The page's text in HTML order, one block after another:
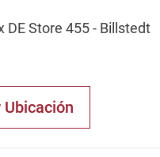
DE Store 455 - Billstedt
Ubicación